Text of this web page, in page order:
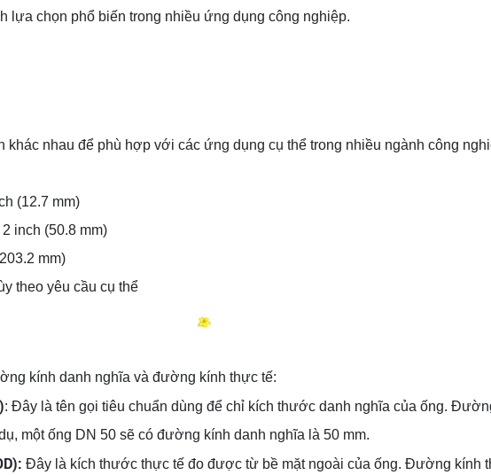
lựa chọn phổ biến trong nhiều ứng dụng công nghiệp.
nhau để phù hợp với các ứng dụng cụ thể trong nhiều ngành công
(12.7 mm)
inch (50.8 mm)
mm)
theo yêu cầu cụ thể
kính danh nghĩa và đường kính thực tế:
: Đây là tên gọi tiêu chuẩn dùng để chỉ kích thước danh nghĩa của ống.
một ống DN 50 sẽ có đường kính danh nghĩa là 50 mm.
Đây là kích thước thực tế đo được từ bề mặt ngoài của ống. Đường kính